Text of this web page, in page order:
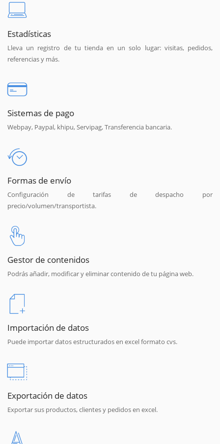
Estadísticas
Lleva un registro de tu tienda en un solo lugar: visitas, pedidos,
referencias y más.
Sistemas de pago
Webpay, Paypal, khipu, Servipag, Transferencia bancaria.
Formas de envío
Configuración de tarifas de despacho por
precio/volumen/transportista.
Gestor de contenidos
Podrás añadir, modificar y eliminar contenido de tu página web.
Importación de datos
Puede importar datos estructurados en excel formato cvs.
Exportación de datos
Exportar sus productos, clientes y pedidos en excel.